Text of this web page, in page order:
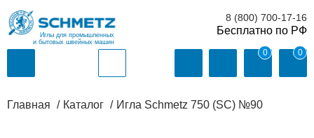
Иглы для промышленных
и бытовых швейных машин
8 (800) 700-17-16
0 0
Главная Каталог Игла Schmetz 750 (SC) №90